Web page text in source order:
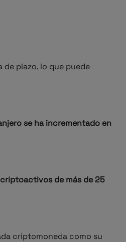
plazo, lo que puede
se ha incrementado en
de más de 25
criptomoneda como su